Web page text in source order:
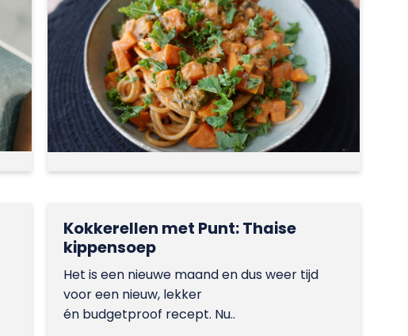
Kokkerellen met Punt: Thaise
kippensoep
Het is een nieuwe maand en dus weer tijd
voor een nieuw, lekker
én budgetproof recept. Nu..